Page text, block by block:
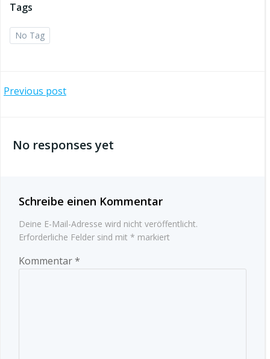
Tags
No Tag
Beitragsnavigation
Previous post
No responses yet
Schreibe einen Kommentar
Deine E-Mail-Adresse wird nicht veröffentlicht.
Erforderliche Felder sind mit * markiert
Kommentar*